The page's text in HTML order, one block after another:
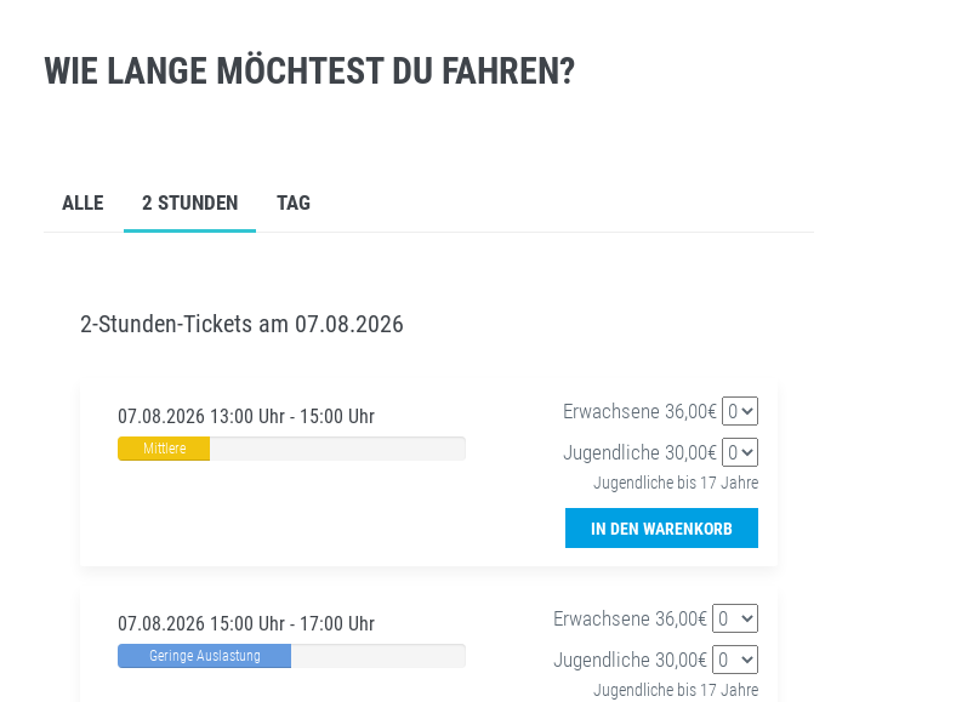
WIE LANGE MÖCHTEST DU FAHREN?
ALLE 2 STUNDEN TAG
2-Stunden-Tickets am 07.08.2026
07.08.2026 13:00 Uhr - 15:00 Uhr
Mittlere
Erwachsene 36,00€
Jugendliche 30,00€
Jugendliche bis 17 Jahre
IN DEN WARENKORB
07.08.2026 15:00 Uhr - 17:00 Uhr
Geringe Auslastung
Erwachsene 36,00€
Jugendliche 30,00€
Jugendliche bis 17 Jahre